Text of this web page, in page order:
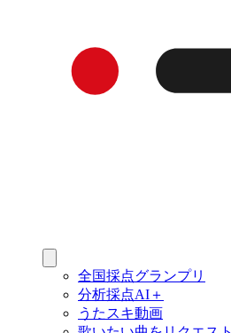
全国採点グランプリ
分析採点AI＋
うたスキ動画